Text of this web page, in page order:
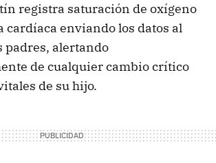
registra saturación de oxígeno
cardíaca enviando los datos al
padres, alertando
de cualquier cambio crítico
de su hijo.